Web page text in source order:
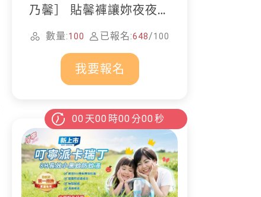
乃馨］ 貼馨褲讓妳夜夜好
數量:100 已報名:648/100
我要報名
00 天00 時00 分00 秒